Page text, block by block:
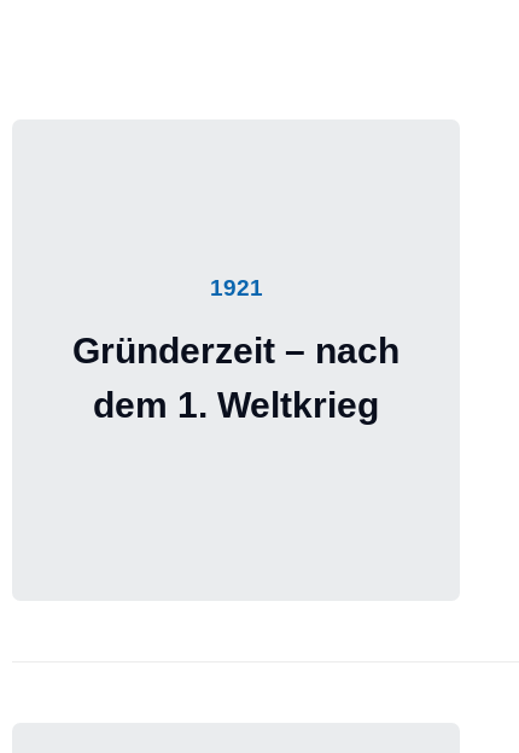
1921
Gründerzeit – nach
dem 1. Weltkrieg